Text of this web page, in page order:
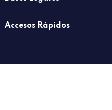
Accesos Rápidos